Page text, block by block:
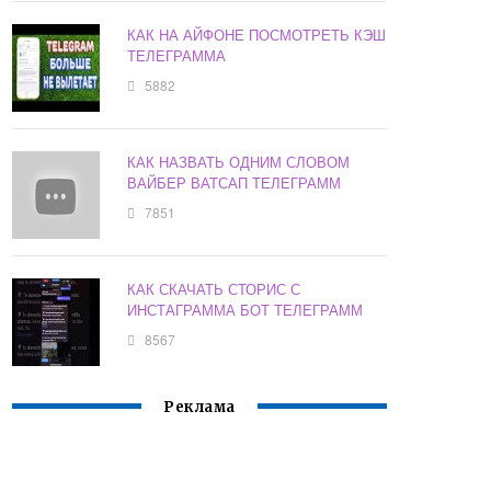
КАК НА АЙФОНЕ ПОСМОТРЕТЬ КЭШ
ТЕЛЕГРАММА
5882
КАК НАЗВАТЬ ОДНИМ СЛОВОМ
ВАЙБЕР ВАТСАП ТЕЛЕГРАММ
7851
КАК СКАЧАТЬ СТОРИС С
ИНСТАГРАММА БОТ ТЕЛЕГРАММ
8567
Реклама